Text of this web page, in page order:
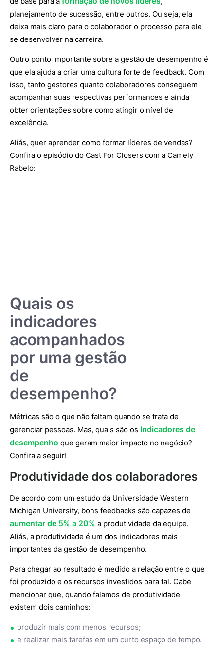
planejamento de sucessão, entre outros. Ou seja, ela
deixa mais claro para o colaborador o processo para ele
se desenvolver na carreira.
Outro ponto importante sobre a gestão de desempenho é
que ela ajuda a criar uma cultura forte de feedback. Com
isso, tanto gestores quanto colaboradores conseguem
acompanhar suas respectivas performances e ainda
obter orientações sobre como atingir o nível de
excelência.
Aliás, quer aprender como formar líderes de vendas?
Confira o episódio do Cast For Closers com a Camely
Rabelo:
Quais os
indicadores
acompanhados
por uma gestão
de
desempenho?
Métricas são o que não faltam quando se trata de
gerenciar pessoas. Mas, quais são os Indicadores de
desempenho que geram maior impacto no negócio?
Confira a seguir!
Produtividade dos colaboradores
De acordo com um estudo da Universidade Western
Michigan University, bons feedbacks são capazes de
aumentar de 5% a 20% a produtividade da equipe.
Aliás, a produtividade é um dos indicadores mais
importantes da gestão de desempenho.
Para chegar ao resultado é medido a relação entre o que
foi produzido e os recursos investidos para tal. Cabe
mencionar que, quando falamos de produtividade
existem dois caminhos:
produzir mais com menos recursos;
e realizar mais tarefas em um curto espaço de tempo.